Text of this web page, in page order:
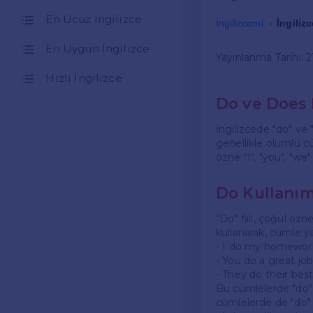
En Ucuz İngilizce
En Uygun İngilizce
Hızlı İngilizce
İngilizcemi
Yayınlanma Tarihi:
Do ve Does
İngilizcede "do" ve
genellikle olumlu
özne "I", "you",
Do
"Do" fiili, çoğul
kullanarak, cümle
- I do my
- You do a great
- They do their
Bu cümlelerde "do"
cümlelerde de "do"